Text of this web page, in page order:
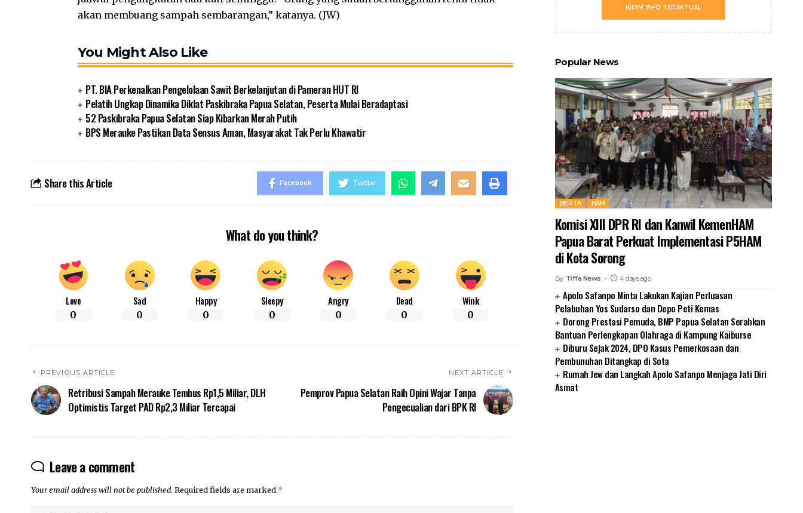
akan membuang sampah sembarangan,” katanya. (JW)
You Might Also Like
PT. BIA Perkenalkan Pengelolaan Sawit Berkelanjutan di Pameran HUT RI
Pelatih Ungkap Dinamika Diklat Paskibraka Papua Selatan, Peserta Mulai Beradaptasi
52 Paskibraka Papua Selatan Siap Kibarkan Merah Putih
BPS Merauke Pastikan Data Sensus Aman, Masyarakat Tak Perlu Khawatir
Share this Article Facebook Twitter
What do you think?
Love
0
Sad
0
Happy
0
Sleepy
0
Angry
0
Dead
0
Wink
0
PREVIOUS ARTICLE
Retribusi Sampah Merauke Tembus Rp1,5 Miliar, DLH
Optimistis Target PAD Rp2,3 Miliar Tercapai
NEXT ARTICLE
Pemprov Papua Selatan Raih Opini Wajar Tanpa
Pengecualian dari BPK RI
Leave a comment
Your email address will not be published. Required fields are marked *
KIRIM INFO TERAKTUAL
Popular News
BERITA HAM
Komisi XIII DPR RI dan Kanwil KemenHAM
Papua Barat Perkuat Implementasi P5HAM
di Kota Sorong
By Tiffa News 4 days ago
Apolo Safanpo Minta Lakukan Kajian Perluasan
Pelabuhan Yos Sudarso dan Depo Peti Kemas
Dorong Prestasi Pemuda, BMP Papua Selatan Serahkan
Bantuan Perlengkapan Olahraga di Kampung Kaiburse
Diburu Sejak 2024, DPO Kasus Pemerkosaan dan
Pembunuhan Ditangkap di Sota
Rumah Jew dan Langkah Apolo Safanpo Menjaga Jati Diri
Asmat